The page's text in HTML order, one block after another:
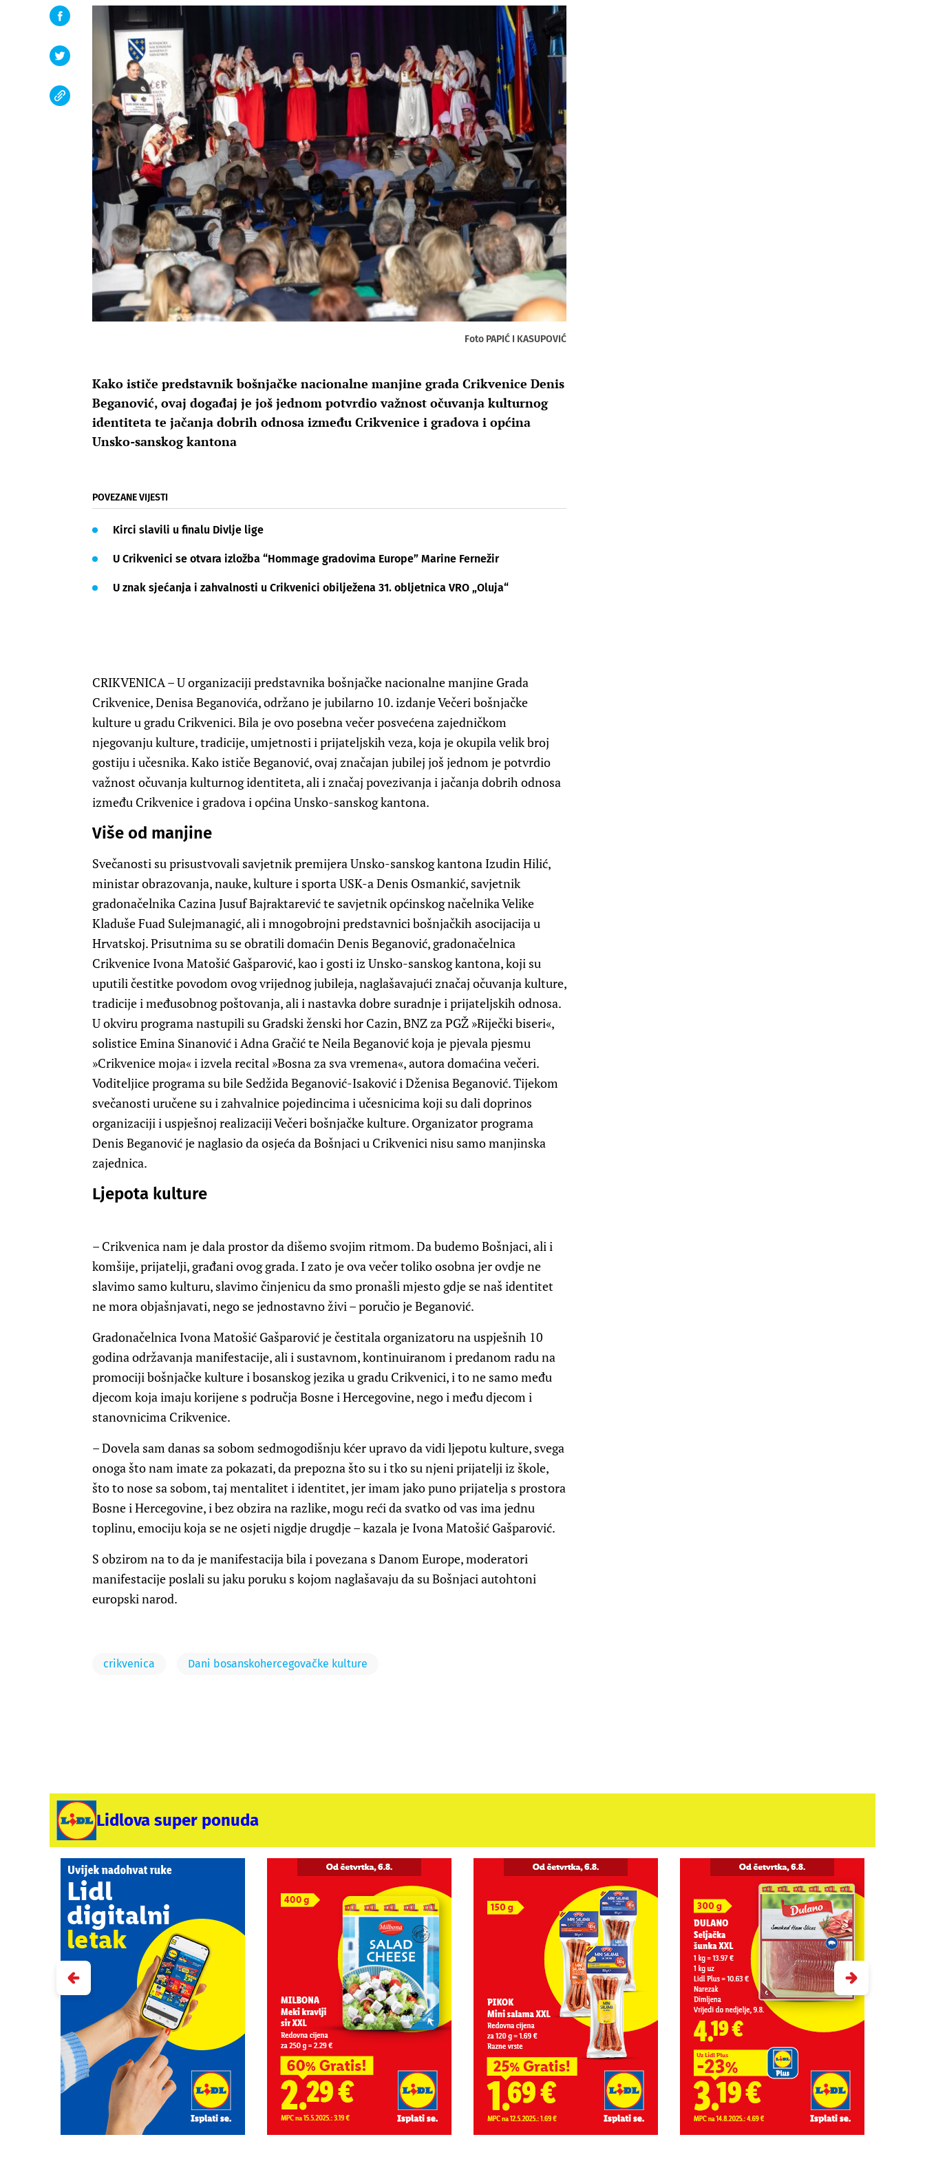
Foto PAPIĆ I KASUPOVIĆ
Kako ističe predstavnik bošnjačke nacionalne manjine grada Crikvenice Denis
Beganović, ovaj događaj je još jednom potvrdio važnost očuvanja kulturnog
identiteta te jačanja dobrih odnosa između Crikvenice i gradova i općina
Unsko-sanskog kantona
POVEZANE VIJESTI
Kirci slavili u finalu Divlje lige
U Crikvenici se otvara izložba “Hommage gradovima Europe” Marine Fernežir
U znak sjećanja i zahvalnosti u Crikvenici obilježena 31. obljetnica VRO „Oluja“
CRIKVENICA – U organizaciji predstavnika bošnjačke nacionalne manjine Grada
Crikvenice, Denisa Beganovića, održano je jubilarno 10. izdanje Večeri bošnjačke
kulture u gradu Crikvenici. Bila je ovo posebna večer posvećena zajedničkom
njegovanju kulture, tradicije, umjetnosti i prijateljskih veza, koja je okupila velik broj
gostiju i učesnika. Kako ističe Beganović, ovaj značajan jubilej još jednom je potvrdio
važnost očuvanja kulturnog identiteta, ali i značaj povezivanja i jačanja dobrih odnosa
između Crikvenice i gradova i općina Unsko-sanskog kantona.
Više od manjine
Svečanosti su prisustvovali savjetnik premijera Unsko-sanskog kantona Izudin Hilić,
ministar obrazovanja, nauke, kulture i sporta USK-a Denis Osmankić, savjetnik
gradonačelnika Cazina Jusuf Bajraktarević te savjetnik općinskog načelnika Velike
Kladuše Fuad Sulejmanagić, ali i mnogobrojni predstavnici bošnjačkih asocijacija u
Hrvatskoj. Prisutnima su se obratili domaćin Denis Beganović, gradonačelnica
Crikvenice Ivona Matošić Gašparović, kao i gosti iz Unsko-sanskog kantona, koji su
uputili čestitke povodom ovog vrijednog jubileja, naglašavajući značaj očuvanja kulture,
tradicije i međusobnog poštovanja, ali i nastavka dobre suradnje i prijateljskih odnosa.
U okviru programa nastupili su Gradski ženski hor Cazin, BNZ za PGŽ »Riječki biseri«,
solistice Emina Sinanović i Adna Gračić te Neila Beganović koja je pjevala pjesmu
»Crikvenice moja« i izvela recital »Bosna za sva vremena«, autora domaćina večeri.
Voditeljice programa su bile Sedžida Beganović-Isaković i Dženisa Beganović. Tijekom
svečanosti uručene su i zahvalnice pojedincima i učesnicima koji su dali doprinos
organizaciji i uspješnoj realizaciji Večeri bošnjačke kulture. Organizator programa
Denis Beganović je naglasio da osjeća da Bošnjaci u Crikvenici nisu samo manjinska
zajednica.
Ljepota kulture
– Crikvenica nam je dala prostor da dišemo svojim ritmom. Da budemo Bošnjaci, ali i
komšije, prijatelji, građani ovog grada. I zato je ova večer toliko osobna jer ovdje ne
slavimo samo kulturu, slavimo činjenicu da smo pronašli mjesto gdje se naš identitet
ne mora objašnjavati, nego se jednostavno živi – poručio je Beganović.
Gradonačelnica Ivona Matošić Gašparović je čestitala organizatoru na uspješnih 10
godina održavanja manifestacije, ali i sustavnom, kontinuiranom i predanom radu na
promociji bošnjačke kulture i bosanskog jezika u gradu Crikvenici, i to ne samo među
djecom koja imaju korijene s područja Bosne i Hercegovine, nego i među djecom i
stanovnicima Crikvenice.
– Dovela sam danas sa sobom sedmogodišnju kćer upravo da vidi ljepotu kulture, svega
onoga što nam imate za pokazati, da prepozna što su i tko su njeni prijatelji iz škole,
što to nose sa sobom, taj mentalitet i identitet, jer imam jako puno prijatelja s prostora
Bosne i Hercegovine, i bez obzira na razlike, mogu reći da svatko od vas ima jednu
toplinu, emociju koja se ne osjeti nigdje drugdje – kazala je Ivona Matošić Gašparović.
S obzirom na to da je manifestacija bila i povezana s Danom Europe, moderatori
manifestacije poslali su jaku poruku s kojom naglašavaju da su Bošnjaci autohtoni
europski narod.
crikvenica Dani bosanskohercegovačke kulture
Lidlova super ponuda